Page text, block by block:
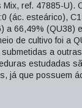
ref. 47885-
(ác. esteárico),
a 66,49%
de cultivo foi a
a
estudadas
já que possuem